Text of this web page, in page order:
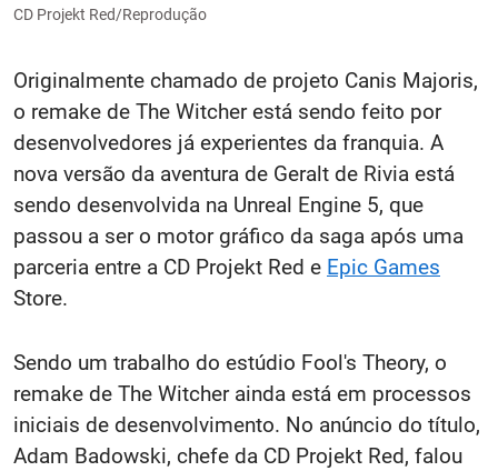
CD Projekt Red/Reprodução
Originalmente chamado de projeto Canis Majoris,
o remake de The Witcher está sendo feito por
desenvolvedores já experientes da franquia. A
nova versão da aventura de Geralt de Rivia está
sendo desenvolvida na Unreal Engine 5, que
passou a ser o motor gráfico da saga após uma
parceria entre a CD Projekt Red e Epic Games
Store.
Sendo um trabalho do estúdio Fool's Theory, o
remake de The Witcher ainda está em processos
iniciais de desenvolvimento. No anúncio do título,
Adam Badowski, chefe da CD Projekt Red, falou